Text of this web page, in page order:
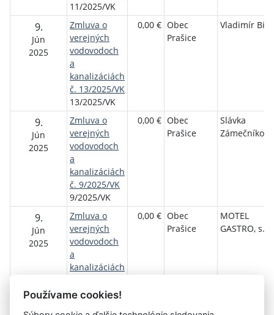
11/2025/VK
9.
Jún
2025
Zmluva o
verejných
vodovodoch
a
kanalizáciách
č. 13/2025/VK
13/2025/VK
0,00 € Obec
Prašice
Vladimír
9.
Jún
2025
Zmluva o
verejných
vodovodoch
a
kanalizáciách
č. 9/2025/VK
9/2025/VK
0,00 € Obec
Prašice
Slávka
Zámečníková
9.
Jún
2025
Zmluva o
verejných
vodovodoch
a
kanalizáciách
14/2025/VK
0,00 € Obec
Prašice
MOTEL
GASTRO,
Používame cookies!